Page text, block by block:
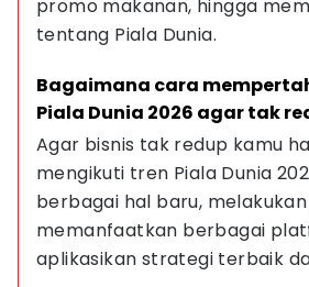
promo makanan, hingga
tentang Piala Dunia.
Bagaimana cara
Piala Dunia 2026 agar tak
Agar bisnis tak redup kamu
mengikuti tren Piala Dunia
berbagai hal baru,
memanfaatkan berbagai
aplikasikan strategi terbaik